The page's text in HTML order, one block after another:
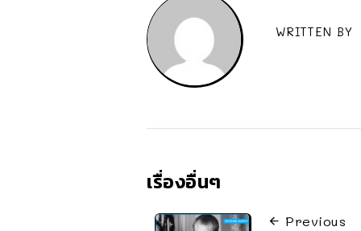
WRITTEN BY
เรื่องอื่นๆ
Previous